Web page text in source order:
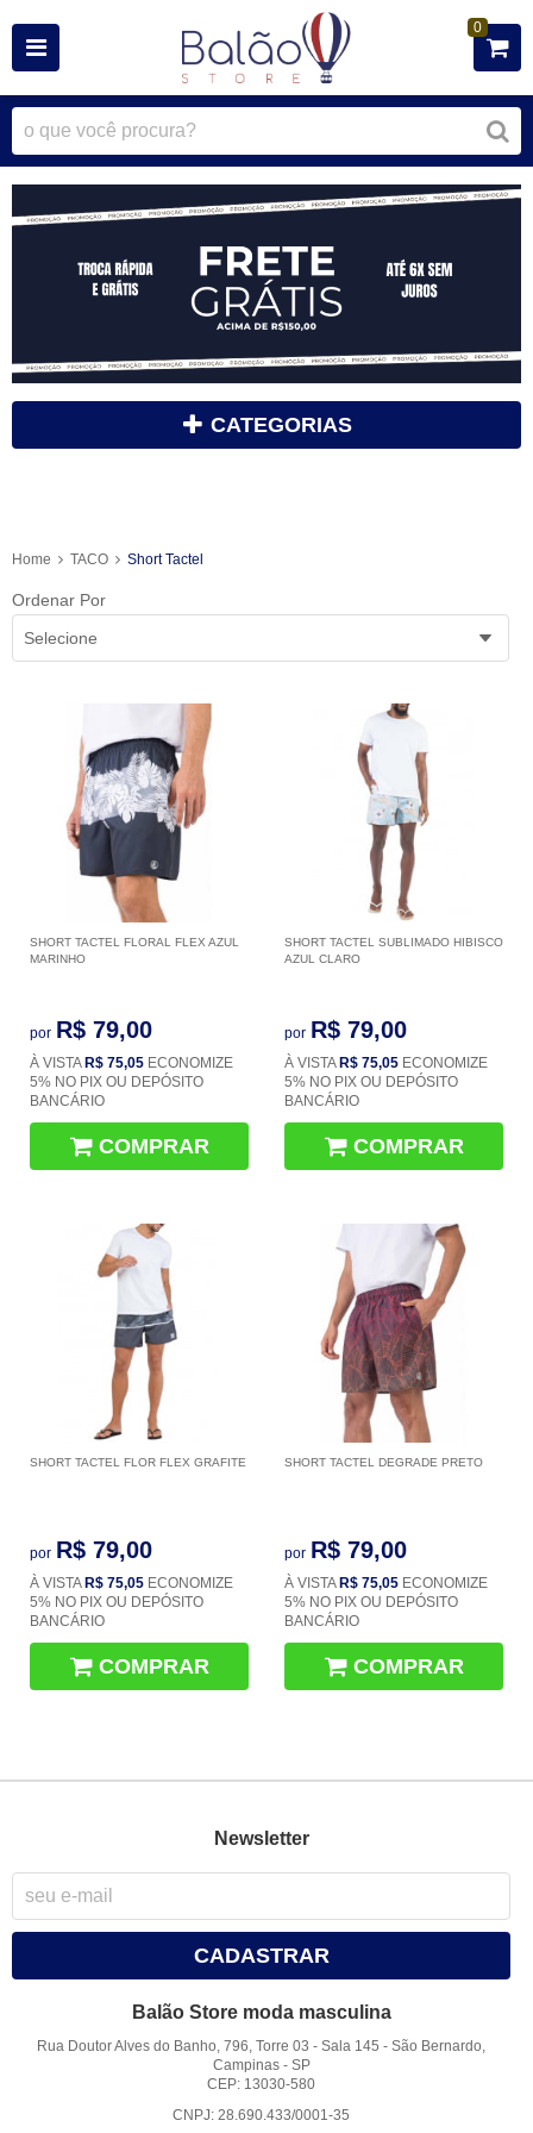
0
CATEGORIAS
Home TACO Short Tactel
Ordenar Por
Selecione
SHORT TACTEL FLORAL FLEX AZUL
MARINHO
por R$ 79,00
À VISTA R$ 75,05 ECONOMIZE
5% NO PIX OU DEPÓSITO
BANCÁRIO
COMPRAR
SHORT TACTEL SUBLIMADO HIBISCO
AZUL CLARO
por R$ 79,00
À VISTA R$ 75,05 ECONOMIZE
5% NO PIX OU DEPÓSITO
BANCÁRIO
COMPRAR
SHORT TACTEL FLOR FLEX GRAFITE
por R$ 79,00
À VISTA R$ 75,05 ECONOMIZE
5% NO PIX OU DEPÓSITO
BANCÁRIO
COMPRAR
SHORT TACTEL DEGRADE PRETO
por R$ 79,00
À VISTA R$ 75,05 ECONOMIZE
5% NO PIX OU DEPÓSITO
BANCÁRIO
COMPRAR
Newsletter
CADASTRAR
Balão Store moda masculina
Rua Doutor Alves do Banho, 796, Torre 03 - Sala 145 -São Bernardo,
Campinas- SP
CEP: 13030-580
CNPJ: 28.690.433/0001-35